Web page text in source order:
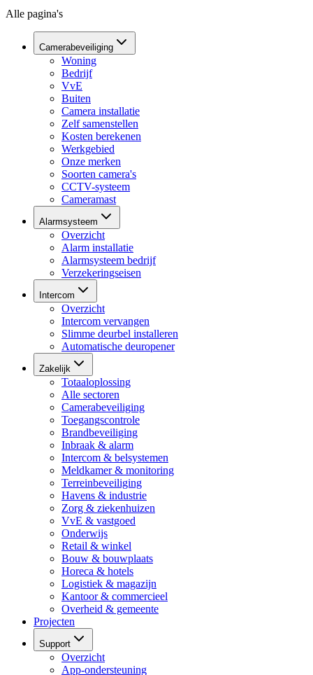
Alle pagina's
Camerabeveiliging
Woning
Bedrijf
VvE
Buiten
Camera installatie
Zelf samenstellen
Kosten berekenen
Werkgebied
Onze merken
Soorten camera's
CCTV-systeem
Cameramast
Alarmsysteem
Overzicht
Alarm installatie
Alarmsysteem bedrijf
Verzekeringseisen
Intercom
Overzicht
Intercom vervangen
Slimme deurbel installeren
Automatische deuropener
Zakelijk
Totaaloplossing
Alle sectoren
Camerabeveiliging
Toegangscontrole
Brandbeveiliging
Inbraak & alarm
Intercom & belsystemen
Meldkamer & monitoring
Terreinbeveiliging
Havens & industrie
Zorg & ziekenhuizen
VvE & vastgoed
Onderwijs
Retail & winkel
Bouw & bouwplaats
Horeca & hotels
Logistiek & magazijn
Kantoor & commercieel
Overheid & gemeente
Projecten
Support
Overzicht
App-ondersteuning